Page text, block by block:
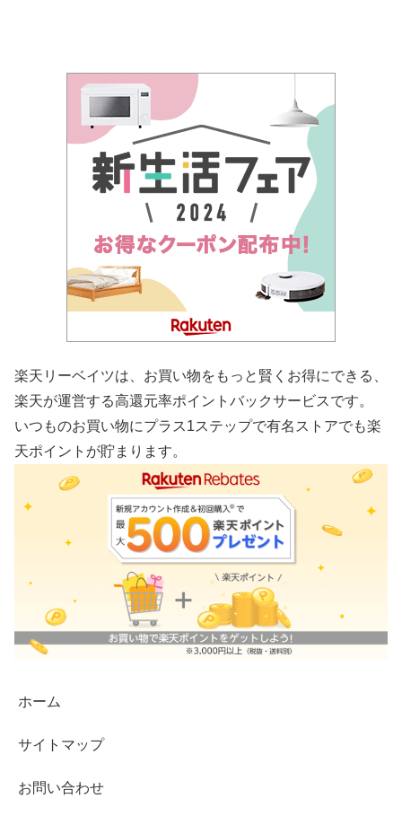
楽天リーベイツは、お買い物をもっと賢くお得にできる、
楽天が運営する高還元率ポイントバックサービスです。
いつものお買い物にプラス1ステップで有名ストアでも楽
天ポイントが貯まります。
ホーム
サイトマップ
お問い合わせ